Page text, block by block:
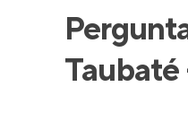
Taubaté